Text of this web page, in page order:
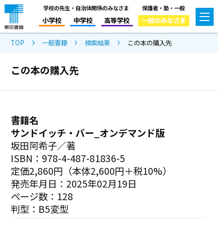
学校の先生・自治体関係のみなさま
小学校 中学校 高等学校
保護者・塾・一般
一般のみなさま
TOP 一般書籍 検索結果 この本の購入先
この本の購入先
書籍名
サンドイッチ・バー_オンデマンド版
坂田阿希子／著
ISBN：978-4-487-81836-5
定価2,860円（本体2,600円＋税10%）
発売年月日：2025年02月19日
ページ数：128
判型：B5変型